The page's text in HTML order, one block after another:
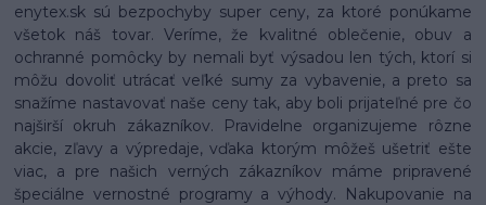
enytex.sk sú bezpochyby super ceny, za ktoré ponúkame
všetok náš tovar. Veríme, že kvalitné oblečenie, obuv a
ochranné pomôcky by nemali byť výsadou len tých, ktorí si
môžu dovoliť utrácať veľké sumy za vybavenie, a preto sa
snažíme nastavovať naše ceny tak, aby boli prijateľné pre čo
najširší okruh zákazníkov. Pravidelne organizujeme rôzne
akcie, zľavy a výpredaje, vďaka ktorým môžeš ušetriť ešte
viac, a pre našich verných zákazníkov máme pripravené
špeciálne vernostné programy a výhody. Nakupovanie na